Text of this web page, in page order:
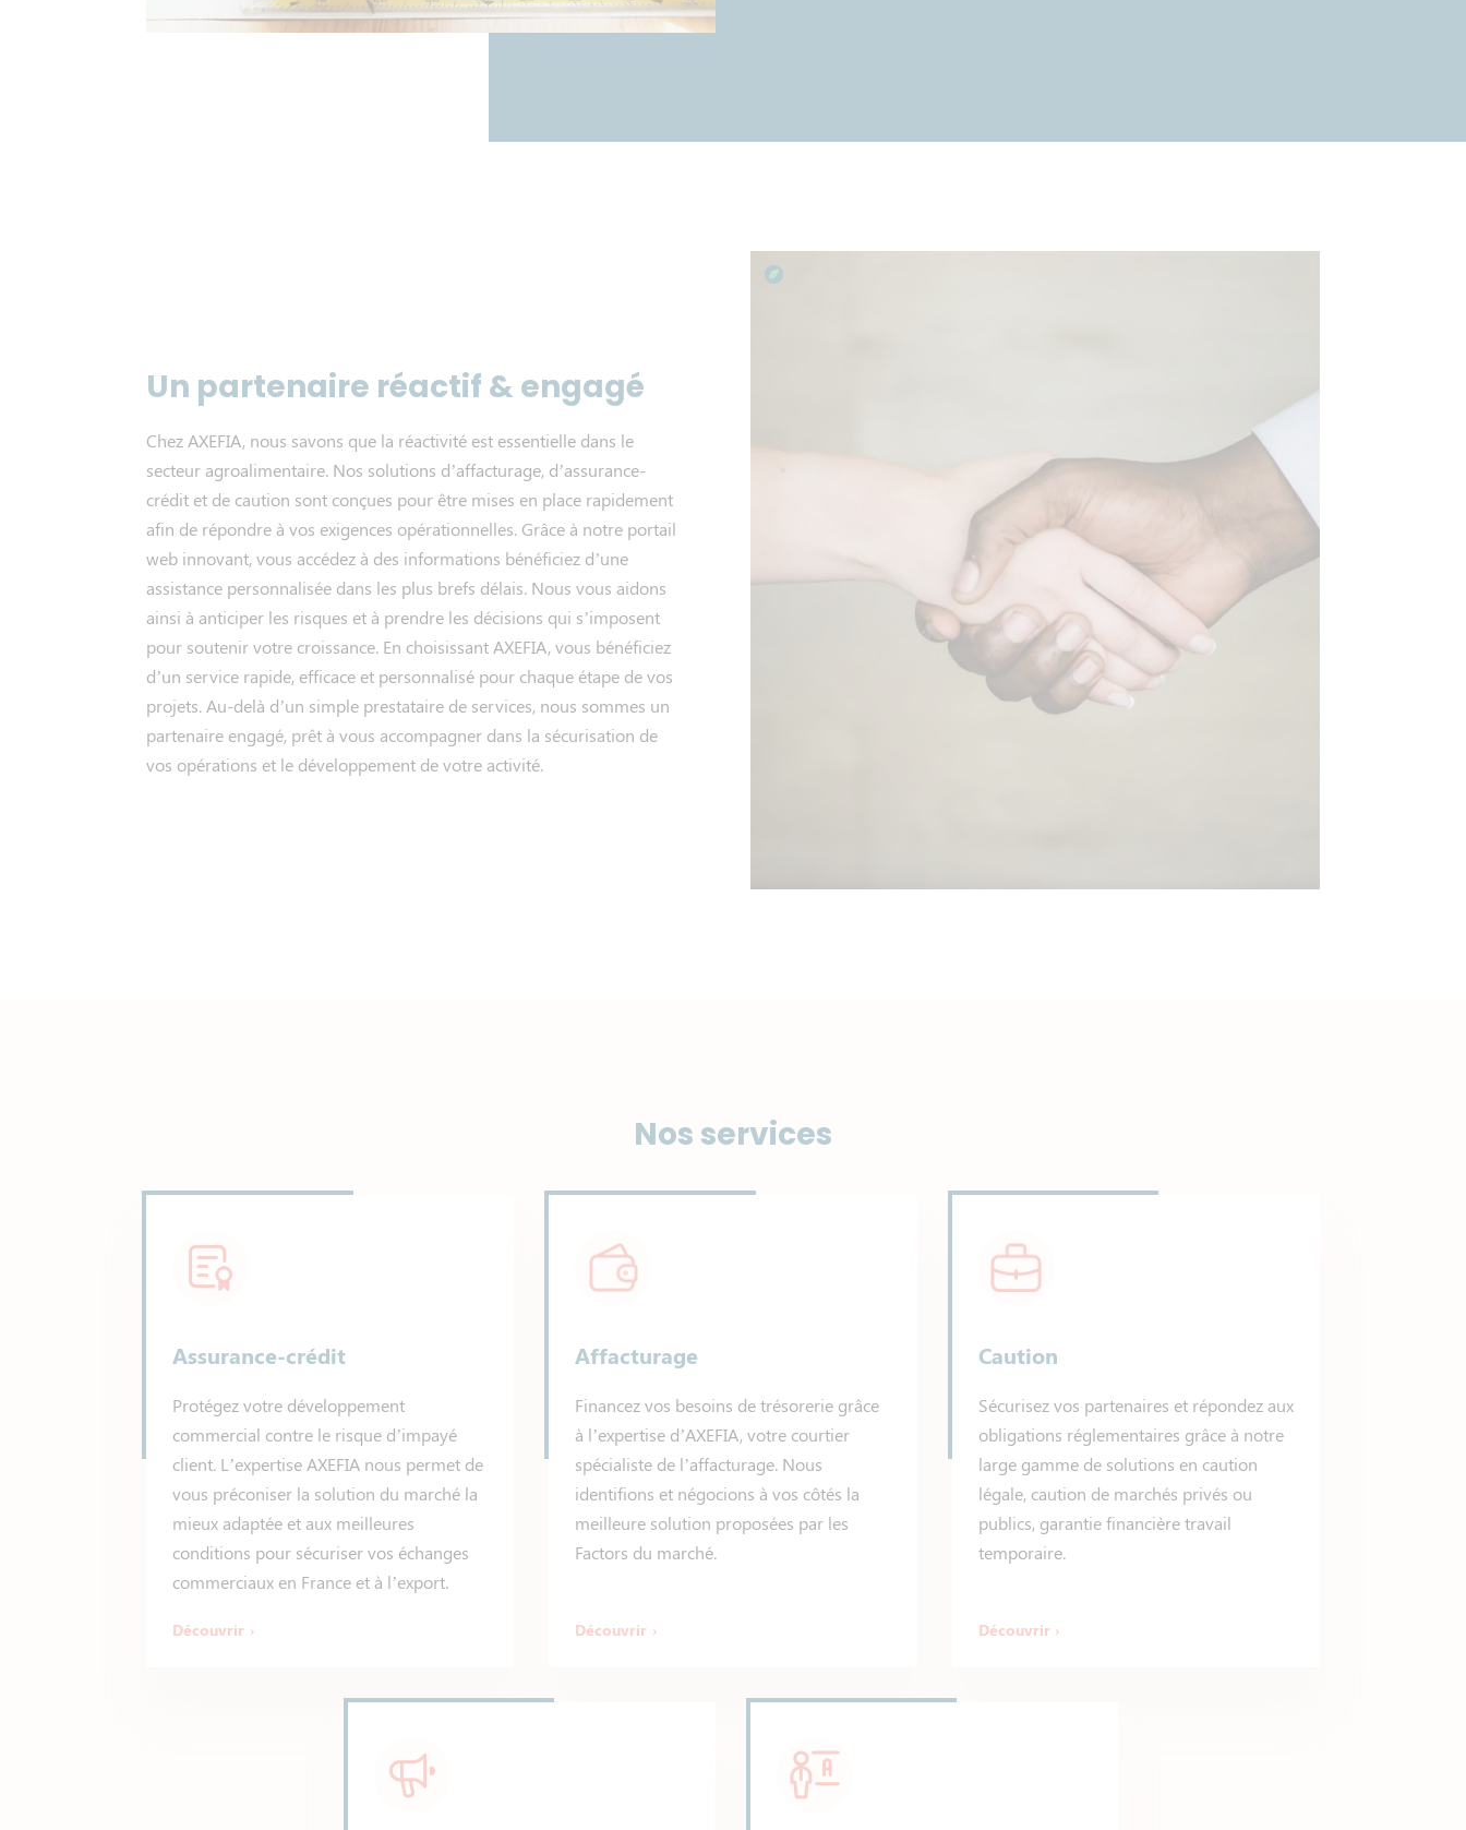
Un partenaire réactif & engagé
Chez AXEFIA, nous savons que la réactivité est essentielle dans le
secteur agroalimentaire. Nos solutions d’affacturage, d’assurance-
crédit et de caution sont conçues pour être mises en place rapidement
afin de répondre à vos exigences opérationnelles. Grâce à notre portail
web innovant, vous accédez à des informations bénéficiez d’une
assistance personnalisée dans les plus brefs délais. Nous vous aidons
ainsi à anticiper les risques et à prendre les décisions qui s’imposent
pour soutenir votre croissance. En choisissant AXEFIA, vous bénéficiez
d’un service rapide, efficace et personnalisé pour chaque étape de vos
projets. Au-delà d’un simple prestataire de services, nous sommes un
partenaire engagé, prêt à vous accompagner dans la sécurisation de
vos opérations et le développement de votre activité.
Nos services
Assurance-crédit
Protégez votre développement
commercial contre le risque d’impayé
client. L’expertise AXEFIA nous permet de
vous préconiser la solution du marché la
mieux adaptée et aux meilleures
conditions pour sécuriser vos échanges
commerciaux en France et à l’export.
Découvrir
Affacturage
Financez vos besoins de trésorerie grâce
à l’expertise d’AXEFIA, votre courtier
spécialiste de l’affacturage. Nous
identifions et négocions à vos côtés la
meilleure solution proposées par les
Factors du marché.
Découvrir
Caution
Sécurisez vos partenaires et répondez aux
obligations réglementaires grâce à notre
large gamme de solutions en caution
légale, caution de marchés privés ou
publics, garantie financière travail
temporaire.
Découvrir